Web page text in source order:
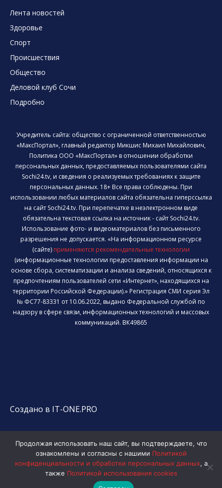
Лента новостей
Здоровье
Спорт
Происшествия
Общество
Деловой клуб Сочи
Подробно
Учредитель сайта: общество с ограниченной ответственностью
«МаксПортал», главный редактор Микшис Михаил Михайлович,
Политика ООО «МаксПортал» в отношении обработки
персональных данных, предоставляемых пользователями сайта
Sochi24.tv, и сведения о реализуемых требованиях к защите
персональных данных. 18+ Все права соблюдены. При
использовании любых материалов сайта обязательна гиперссылка
на сайт Sochi24.tv. При перепечатке в неэлектронном виде
обязательна текстовая ссылка на источник - сайт Sochi24.tv.
Использование фото- и видеоматериалов без письменного
разрешения не допускается. «На информационном ресурсе
(сайте) применяются рекомендательные технологии
(информационные технологии предоставления информации на
основе сбора, систематизации и анализа сведений, относящихся к
предпочтениям пользователей сети «Интернет», находящихся на
территории Российской Федерации).» Регистрация СМИ серия Эл
№ ФС77-83331 от 10.06.2022, выдано Федеральной службой по
надзору в сфере связи, информационных технологий и массовых
коммуникаций. ВК49865
Создано в IT-ONE.PRO
Продолжая использовать наш сайт, вы подтверждаете, что
ознакомлены и согласны с нашими Политикой
конфиденциальности и обработки персональных данных, а
также Политикой использования cookies